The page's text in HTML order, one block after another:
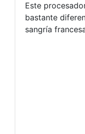
Este
bastante
sangría